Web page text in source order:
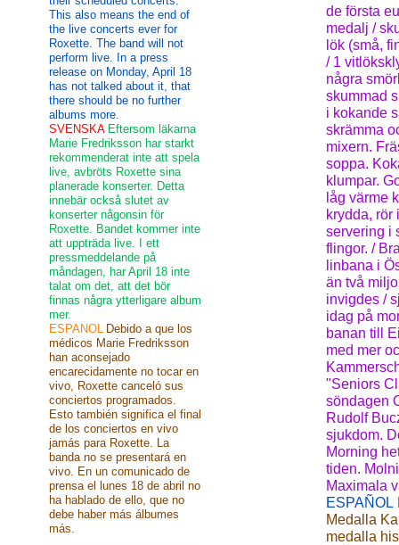
de första
medalj /
lök (små,
/ 1
några
skummad
i kokande
skrämma
mixern.
soppa.
klumpar.
låg värme
krydda, rör
servering i
flingor. /
linbana i
än två
invigdes /
idag på
banan till
med mer
"Seniors
söndagen
Rudolf
sjukdom.
Morning
tiden.
Maximala
ESPAÑOL
Medalla
medalla
This also means the end of
the live concerts ever for
Roxette. The band will not
perform live. In a press
release on Monday, April 18
has not talked about it, that
there should be no further
albums more.
SVENSKA Eftersom läkarna
Marie Fredriksson har starkt
rekommenderat inte att spela
live, avbröts Roxette sina
planerade konserter. Detta
innebär också slutet av
konserter någonsin för
Roxette. Bandet kommer inte
att uppträda live. I ett
pressmeddelande på
måndagen, har April 18 inte
talat om det, att det bör
finnas några ytterligare album
mer.
ESPANOL Debido a que los
médicos Marie Fredriksson
han aconsejado
encarecidamente no tocar en
vivo, Roxette canceló sus
conciertos programados.
Esto también significa el final
de los conciertos en vivo
jamás para Roxette. La
banda no se presentará en
vivo. En un comunicado de
prensa el lunes 18 de abril no
ha hablado de ello, que no
debe haber más álbumes
más.